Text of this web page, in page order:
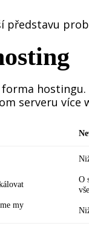
představu
hostingu.
serveru více
my
O